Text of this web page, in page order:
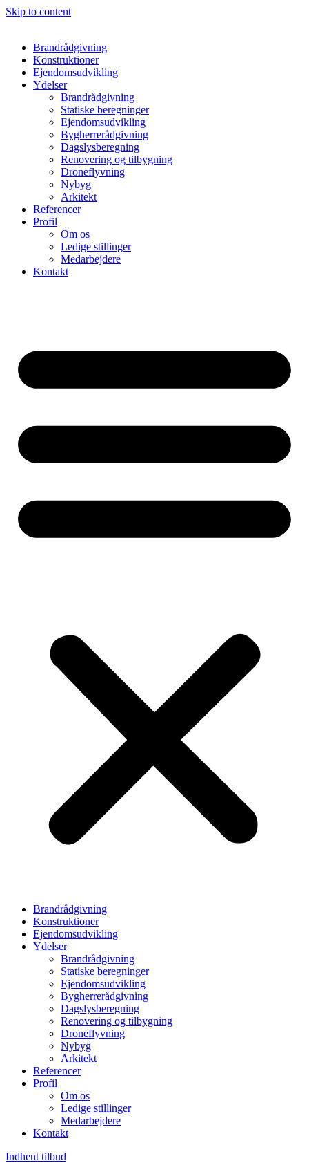
Skip to content
Brandrådgivning
Konstruktioner
Ejendomsudvikling
Ydelser
Brandrådgivning
Statiske beregninger
Ejendomsudvikling
Bygherrerådgivning
Dagslysberegning
Renovering og tilbygning
Droneflyvning
Nybyg
Arkitekt
Referencer
Profil
Om os
Ledige stillinger
Medarbejdere
Kontakt
Brandrådgivning
Konstruktioner
Ejendomsudvikling
Ydelser
Brandrådgivning
Statiske beregninger
Ejendomsudvikling
Bygherrerådgivning
Dagslysberegning
Renovering og tilbygning
Droneflyvning
Nybyg
Arkitekt
Referencer
Profil
Om os
Ledige stillinger
Medarbejdere
Kontakt
Indhent tilbud